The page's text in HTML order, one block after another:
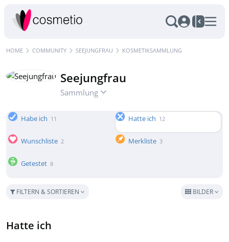
HOME COMMUNITY SEEJUNGFRAU KOSMETIKSAMMLUNG
Seejungfrau
Sammlung
Habe ich 11 Hatte ich 12
Wunschliste 2 Merkliste 3
Getestet 8
FILTERN & SORTIEREN BILDER
Hatte ich